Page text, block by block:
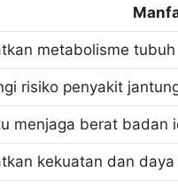
metabolisme tubuh
risiko penyakit
menjaga berat badan
kekuatan dan